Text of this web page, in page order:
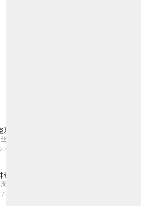
墓笔记丨头陀渊出品丨悬疑灵异丨摸金校尉
1659万
万
帝丨玄幻丨热血丨紫襟团队演播丨多人有声
更新
万